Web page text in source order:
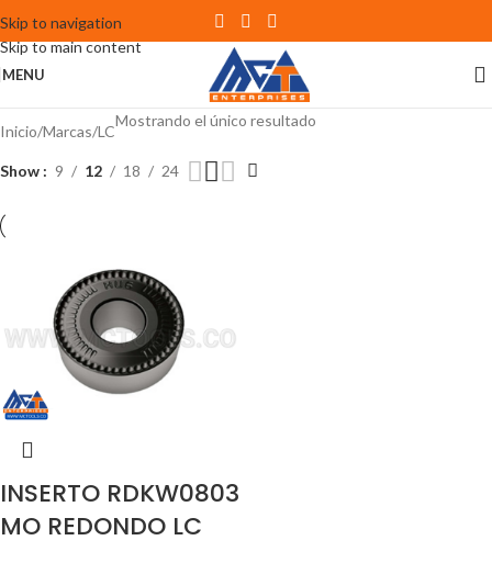
Skip to navigation
Skip to main content
MENU
Inicio Marcas LC
Mostrando el único resultado
Show 9 12 18 24
INSERTO RDKW0803
MO REDONDO LC